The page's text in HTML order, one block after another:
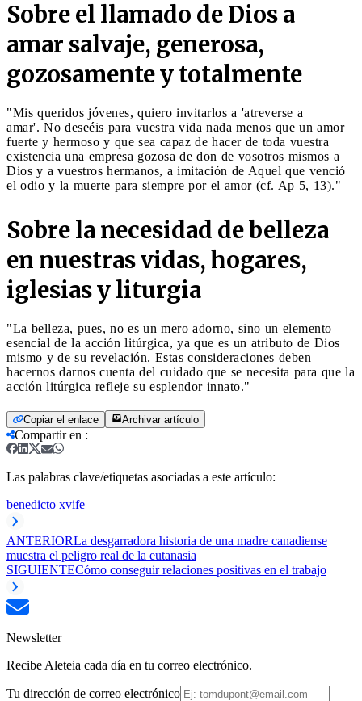
Sobre el llamado de Dios a
amar salvaje, generosa,
gozosamente y totalmente
"Mis queridos jóvenes, quiero invitarlos a 'atreverse a
amar'. No deseéis para vuestra vida nada menos que un amor
fuerte y hermoso y que sea capaz de hacer de toda vuestra
existencia una empresa gozosa de don de vosotros mismos a
Dios y a vuestros hermanos, a imitación de Aquel que venció
el odio y la muerte para siempre por el amor (cf. Ap 5, 13)."
Sobre la necesidad de belleza
en nuestras vidas, hogares,
iglesias y liturgia
"La belleza, pues, no es un mero adorno, sino un elemento
esencial de la acción litúrgica, ya que es un atributo de Dios
mismo y de su revelación. Estas consideraciones deben
hacernos darnos cuenta del cuidado que se necesita para que la
acción litúrgica refleje su esplendor innato."
Copiar el enlace Archivar artículo
Compartir en :
Las palabras clave/etiquetas asociadas a este artículo:
benedicto xvife
ANTERIORLa desgarradora historia de una madre canadiense
muestra el peligro real de la eutanasia
SIGUIENTECómo conseguir relaciones positivas en el trabajo
Newsletter
Recibe Aleteia cada día en tu correo electrónico.
Tu dirección de correo electrónico